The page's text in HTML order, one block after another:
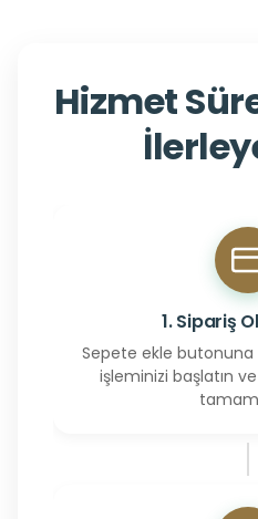
Hizmet
1. Sipariş
Sepete ekle butonuna
işleminizi başlatın